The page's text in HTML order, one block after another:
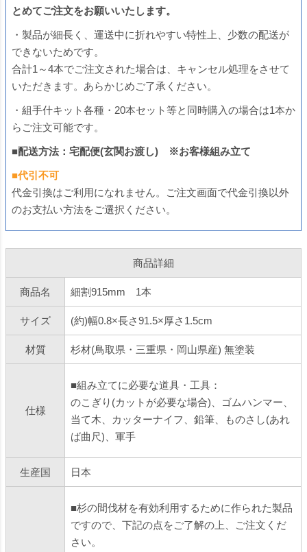
とめてご注文をお願いいたします。
・製品が細長く、運送中に折れやすい特性上、少数の配送が
できないためです。
合計1～4本でご注文された場合は、キャンセル処理をさせて
いただきます。あらかじめご了承ください。
・組手什キット各種・20本セット等と同時購入の場合は1本か
らご注文可能です。
■配送方法：宅配便(玄関お渡し) ※お客様組み立て
■代引不可
代金引換はご利用になれません。ご注文画面で代金引換以外
のお支払い方法をご選択ください。
商品詳細
商品名 細割915mm 1本
サイズ (約)幅0.8×長さ91.5×厚さ1.5cm
材質 杉材(鳥取県・三重県・岡山県産) 無塗装
仕様
■組み立てに必要な道具・工具：
のこぎり(カットが必要な場合)、ゴムハンマー、
当て木、カッターナイフ、鉛筆、ものさし(あれ
ば曲尺)、軍手
生産国 日本
■杉の間伐材を有効利用するために作られた製品
ですので、下記の点をご了解の上、ご注文くだ
さい。